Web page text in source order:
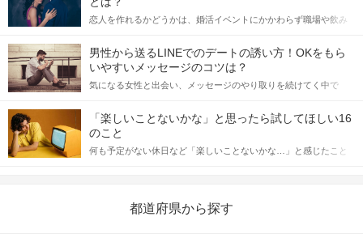
恋人を作れるかどうかは、婚活イベントにかかわらず職場や飲み
てアプローチできるかにも左右されます。 これから恋人作りを本
格的に始めようとしている方は、女性が異性を求めて出すサイン
をしっかりと理解し、正しい行動に移せるかどうかが重要。 この
記事では、女性が話しかけて欲しい時に出すサインとその心理を
合にどのような行動に繋げるべきかをご紹介していきます。
男性から送るLINEでのデートの誘い方！OKをもら
いやすいメッセージのコツは？
気になる女性と出会い、メッセージのやり取りを続けてく中で
しかし、中には「どう誘ったらいいの？」とお困りの男性もいら
っしゃるのではないでしょうか。 そこで今回は、男性から女性へ
送るLINEでのデートの誘い方のコツをご紹介します。例文も混じ
えながら解説するので、ぜひ参考にしてください。
「楽しいことないかな」と思ったら試してほしい16
のこと
何も予定がない休日など「楽しいことないかな…」と感じたこと
の楽しいことアイデアを集めました♪ いままさに楽しいことを探し
都道府県から探す